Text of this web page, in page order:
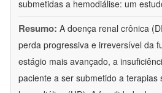
submetidas a hemodiálise: um
Resumo: A doença renal crônica
perda progressiva e irreversível da
estágio mais avançado, a
paciente a ser submetido a terapias